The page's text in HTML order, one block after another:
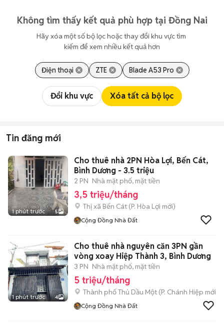
Không tìm thấy kết quả phù hợp tại Đồng Nai
Hãy xóa một số bộ lọc hoặc thay đổi khu vực tìm
kiếm để xem nhiều kết quả hơn
Điện thoại ZTE Blade A53 Pro
Đổi khu vực Xóa tất cả bộ lọc
Tin đăng mới
1 phút trước 5
Cho thuê nhà 2PN Hòa Lợi, Bến Cát,
Bình Dương - 3.5 triệu
2 PN Nhà mặt phố, mặt tiền
3,5 triệu/tháng
Thị xã Bến Cát (P. Hòa Lợi mới)
Cộng Đồng Nhà Đất
1 phút trước 4
Cho thuê nhà nguyên căn 3PN gần
vòng xoay Hiệp Thành 3, Bình Dương
3 PN Nhà mặt phố, mặt tiền
5 triệu/tháng
Thành phố Thủ Dầu Một (P. Chánh Hiệp mới)
Cộng Đồng Nhà Đất